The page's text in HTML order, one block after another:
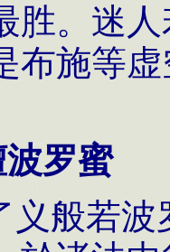
胜。迷
布施等
罗蜜
义般若